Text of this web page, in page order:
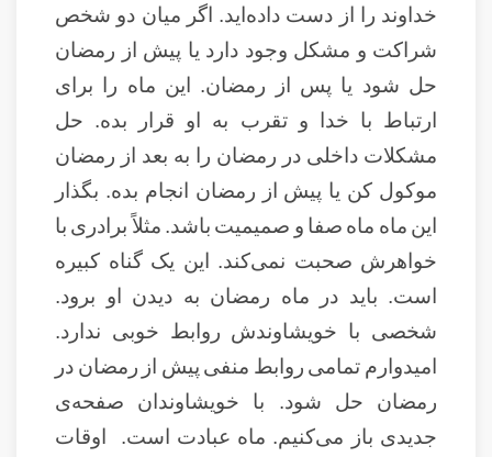
خداوند را از دست داده‌اید. اگر میان دو شخص
شراکت و مشکل وجود دارد یا پیش از رمضان
حل شود یا پس از رمضان. این ماه را برای
ارتباط با خدا و تقرب به او قرار بده. حل
مشکلات داخلی در رمضان را به بعد از رمضان
موکول کن یا پیش از رمضان انجام بده. بگذار
این ماه ماه صفا و صمیمیت باشد. مثلاً برادری با
خواهرش صحبت نمی‌کند. این یک گناه کبیره
است. باید در ماه رمضان به دیدن او برود.
شخصی با خویشاوندش روابط خوبی ندارد.
امیدوارم تمامی روابط منفی پیش از رمضان در
رمضان حل شود. با خویشاوندان صفحه‌ی
جدیدی باز می‌کنیم. ماه عبادت است. اوقات